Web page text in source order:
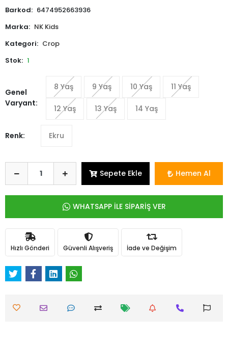
Barkod: 6474952663936
Marka: NK Kids
Kategori: Crop
Stok: 1
Genel
Varyant:
8 Yaş 9 Yaş 10 Yaş 11 Yaş
12 Yaş 13 Yaş 14 Yaş
Renk: Ekru
Sepete Ekle Hemen Al
WHATSAPP İLE SİPARİŞ VER
Hızlı Gönderi Güvenli Alışveriş İade ve Değişim